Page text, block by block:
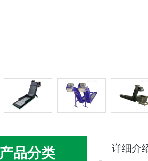
产品分类 详细介